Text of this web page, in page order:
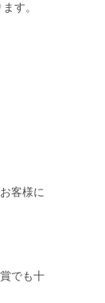
す。
客様に
でも十